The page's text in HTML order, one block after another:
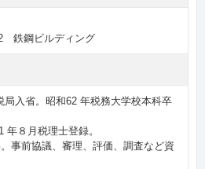
鉄鋼ビルディング
局入省。昭和62 年税務大学校本科卒
８月税理士登録。
事前協議、審理、評価、調査など資